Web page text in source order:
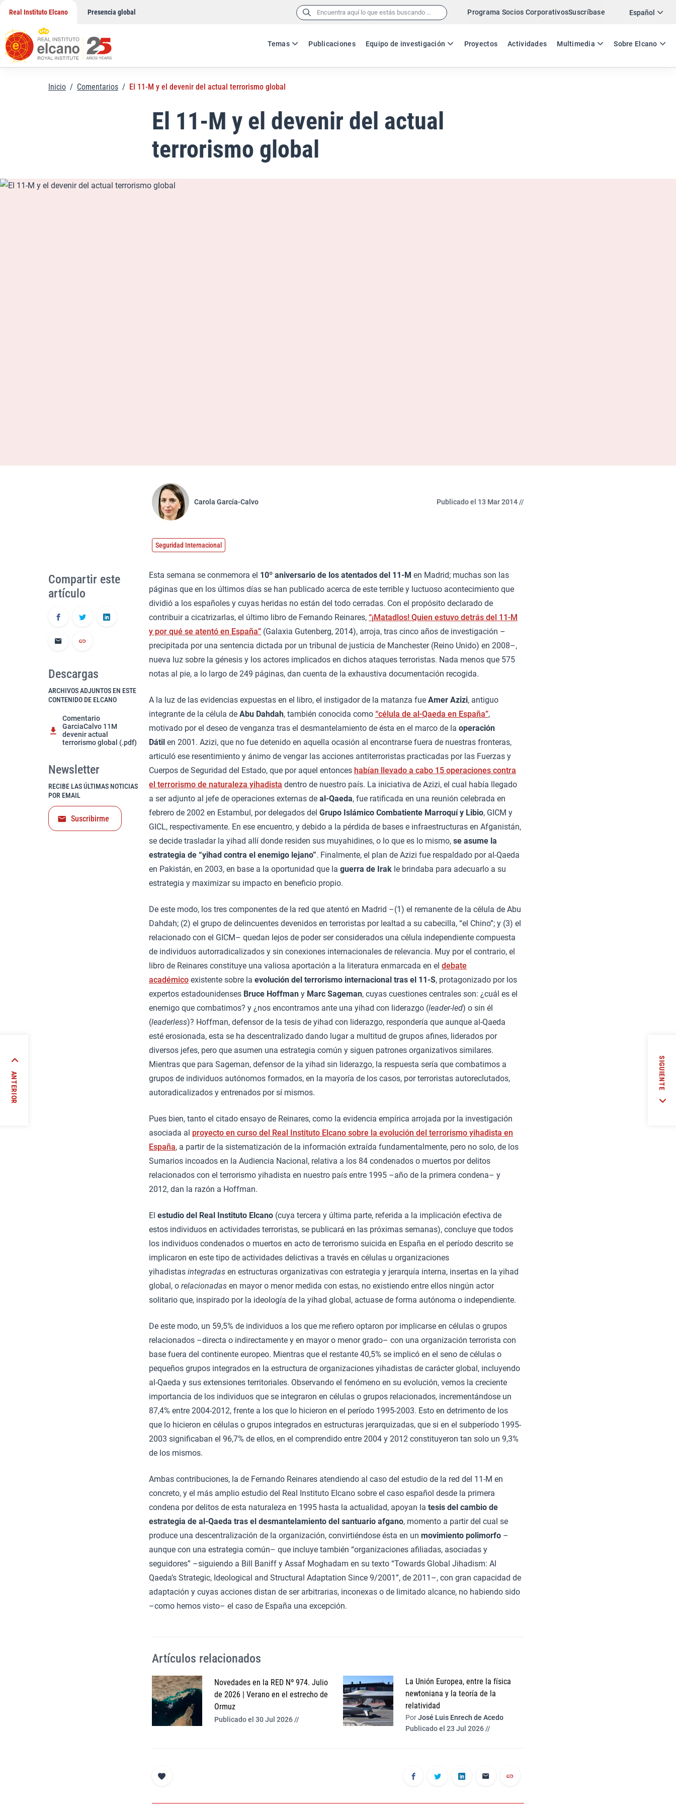
contenido
Real Instituto Elcano Presencia global Buscar: Programa Socios CorporativosSuscríbase Español
ES EN
Temas Publicaciones Equipo de investigación Proyectos Actividades Multimedia Sobre Elcano
Twitter
Inicio / Comentarios / El 11-M y el devenir del actual terrorismo global
El 11-M y el devenir del actual
terrorismo global
Carola García-Calvo Publicado el 13 Mar 2014 //
Seguridad Internacional
Esta semana se conmemora el 10º aniversario de los atentados del 11-M en Madrid; muchas son las
páginas que en los últimos días se han publicado acerca de este terrible y luctuoso acontecimiento que
dividió a los españoles y cuyas heridas no están del todo cerradas. Con el propósito declarado de
contribuir a cicatrizarlas, el último libro de Fernando Reinares, “¡Matadlos! Quien estuvo detrás del 11-M
y por qué se atentó en España” (Galaxia Gutenberg, 2014), arroja, tras cinco años de investigación –
precipitada por una sentencia dictada por un tribunal de justicia de Manchester (Reino Unido) en 2008–,
nueva luz sobre la génesis y los actores implicados en dichos ataques terroristas. Nada menos que 575
notas al pie, a lo largo de 249 páginas, dan cuenta de la exhaustiva documentación recogida.
A la luz de las evidencias expuestas en el libro, el instigador de la matanza fue Amer Azizi, antiguo
integrante de la célula de Abu Dahdah, también conocida como “célula de al-Qaeda en España”,
motivado por el deseo de venganza tras el desmantelamiento de ésta en el marco de la operación
Dátil en 2001. Azizi, que no fue detenido en aquella ocasión al encontrarse fuera de nuestras fronteras,
articuló ese resentimiento y ánimo de vengar las acciones antiterroristas practicadas por las Fuerzas y
Cuerpos de Seguridad del Estado, que por aquel entonces habían llevado a cabo 15 operaciones contra
el terrorismo de naturaleza yihadista dentro de nuestro país. La iniciativa de Azizi, el cual había llegado
a ser adjunto al jefe de operaciones externas de al-Qaeda, fue ratificada en una reunión celebrada en
febrero de 2002 en Estambul, por delegados del Grupo Islámico Combatiente Marroquí y Libio, GICM y
GICL, respectivamente. En ese encuentro, y debido a la pérdida de bases e infraestructuras en Afganistán,
se decide trasladar la yihad allí donde residen sus muyahidines, o lo que es lo mismo, se asume la
estrategia de “yihad contra el enemigo lejano”. Finalmente, el plan de Azizi fue respaldado por al-Qaeda
en Pakistán, en 2003, en base a la oportunidad que la guerra de Irak le brindaba para adecuarlo a su
estrategia y maximizar su impacto en beneficio propio.
De este modo, los tres componentes de la red que atentó en Madrid –(1) el remanente de la célula de Abu
Dahdah; (2) el grupo de delincuentes devenidos en terroristas por lealtad a su cabecilla, “el Chino”; y (3) el
relacionado con el GICM– quedan lejos de poder ser considerados una célula independiente compuesta
de individuos autorradicalizados y sin conexiones internacionales de relevancia. Muy por el contrario, el
libro de Reinares constituye una valiosa aportación a la literatura enmarcada en el debate
académico existente sobre la evolución del terrorismo internacional tras el 11-S, protagonizado por los
expertos estadounidenses Bruce Hoffman y Marc Sageman, cuyas cuestiones centrales son: ¿cuál es el
enemigo que combatimos? y ¿nos encontramos ante una yihad con liderazgo (leader-led) o sin él
(leaderless)? Hoffman, defensor de la tesis de yihad con liderazgo, respondería que aunque al-Qaeda
esté erosionada, esta se ha descentralizado dando lugar a multitud de grupos afines, liderados por
diversos jefes, pero que asumen una estrategia común y siguen patrones organizativos similares.
Mientras que para Sageman, defensor de la yihad sin liderazgo, la respuesta sería que combatimos a
grupos de individuos autónomos formados, en la mayoría de los casos, por terroristas autoreclutados,
autoradicalizados y entrenados por sí mismos.
Pues bien, tanto el citado ensayo de Reinares, como la evidencia empírica arrojada por la investigación
asociada al proyecto en curso del Real Instituto Elcano sobre la evolución del terrorismo yihadista en
España, a partir de la sistematización de la información extraída fundamentalmente, pero no solo, de los
Sumarios incoados en la Audiencia Nacional, relativa a los 84 condenados o muertos por delitos
relacionados con el terrorismo yihadista en nuestro país entre 1995 –año de la primera condena– y
2012, dan la razón a Hoffman.
El estudio del Real Instituto Elcano (cuya tercera y última parte, referida a la implicación efectiva de
estos individuos en actividades terroristas, se publicará en las próximas semanas), concluye que todos
los individuos condenados o muertos en acto de terrorismo suicida en España en el período descrito se
implicaron en este tipo de actividades delictivas a través en células u organizaciones
yihadistas integradas en estructuras organizativas con estrategia y jerarquía interna, insertas en la yihad
global, o relacionadas en mayor o menor medida con estas, no existiendo entre ellos ningún actor
solitario que, inspirado por la ideología de la yihad global, actuase de forma autónoma o independiente.
De este modo, un 59,5% de individuos a los que me refiero optaron por implicarse en células o grupos
relacionados –directa o indirectamente y en mayor o menor grado– con una organización terrorista con
base fuera del continente europeo. Mientras que el restante 40,5% se implicó en el seno de células o
pequeños grupos integrados en la estructura de organizaciones yihadistas de carácter global, incluyendo
al-Qaeda y sus extensiones territoriales. Observando el fenómeno en su evolución, vemos la creciente
importancia de los individuos que se integraron en células o grupos relacionados, incrementándose un
87,4% entre 2004-2012, frente a los que lo hicieron en el período 1995-2003. Esto en detrimento de los
que lo hicieron en células o grupos integrados en estructuras jerarquizadas, que si en el subperíodo 1995-
2003 significaban el 96,7% de ellos, en el comprendido entre 2004 y 2012 constituyeron tan solo un 9,3%
de los mismos.
Ambas contribuciones, la de Fernando Reinares atendiendo al caso del estudio de la red del 11-M en
concreto, y el más amplio estudio del Real Instituto Elcano sobre el caso español desde la primera
condena por delitos de esta naturaleza en 1995 hasta la actualidad, apoyan la tesis del cambio de
estrategia de al-Qaeda tras el desmantelamiento del santuario afgano, momento a partir del cual se
produce una descentralización de la organización, convirtiéndose ésta en un movimiento polimorfo –
aunque con una estrategia común– que incluye también “organizaciones afiliadas, asociadas y
seguidores” –siguiendo a Bill Baniff y Assaf Moghadam en su texto “Towards Global Jihadism: Al
Qaeda’s Strategic, Ideological and Structural Adaptation Since 9/2001”, de 2011–, con gran capacidad de
adaptación y cuyas acciones distan de ser arbitrarias, inconexas o de limitado alcance, no habiendo sido
–como hemos visto– el caso de España una excepción.
Compartir este
artículo
Descargas
ARCHIVOS ADJUNTOS EN ESTE
CONTENIDO DE ELCANO
Comentario
GarciaCalvo 11M
devenir actual
terrorismo global (.pdf)
Newsletter
RECIBE LAS ÚLTIMAS NOTICIAS
POR EMAIL
Suscribirme
Artículos relacionados
Novedades en la RED Nº 974. Julio
de 2026 | Verano en el estrecho de
Ormuz
Publicado el 30 Jul 2026 //
La Unión Europea, entre la física
newtoniana y la teoría de la
relatividad
PorJosé Luis Enrech de Acedo
Publicado el 23 Jul 2026 //
ANTERIOR
en
SIGUIENTE